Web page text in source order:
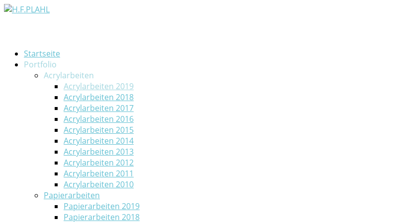
Startseite
Portfolio
Acrylarbeiten
Acrylarbeiten 2019
Acrylarbeiten 2018
Acrylarbeiten 2017
Acrylarbeiten 2016
Acrylarbeiten 2015
Acrylarbeiten 2014
Acrylarbeiten 2013
Acrylarbeiten 2012
Acrylarbeiten 2011
Acrylarbeiten 2010
Papierarbeiten
Papierarbeiten 2019
Papierarbeiten 2018